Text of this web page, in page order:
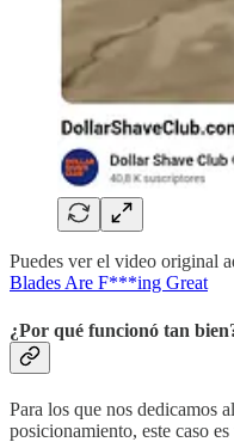
Puedes ver el video original
Blades Are F***ing Great
¿Por qué funcionó tan
Para los que nos dedicamos
posicionamiento, este caso